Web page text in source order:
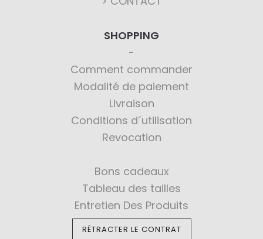
SHOPPING
Comment commander
Modalité de paiement
Livraison
Conditions d´utilisation
Revocation
Bons cadeaux
Tableau des tailles
Entretien Des Produits
RÉTRACTER LE CONTRAT